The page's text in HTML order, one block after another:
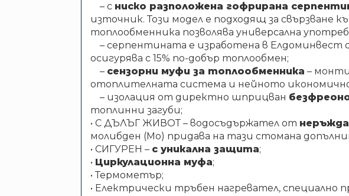
– с ниско разположена гофрирана
източник. Този модел е подходящ за свързване
топлообменника позволява универсална
– серпентината е изработена в Елдоминвест
осигурява с 15% по-добър топлообмен;
– сензорни муфи за топлообменника –
отоплителната система и нейното
– изолация от директно шприцван
топлинни загуби;
• С ДЪЛЪГ ЖИВОТ – водосъдържател от
молибден (Мо) придава на тази стомана
• СИГУРЕН – с уникална защита;
• Циркулационна муфа;
• Термометър;
• Електрически тръбен нагревател, специално